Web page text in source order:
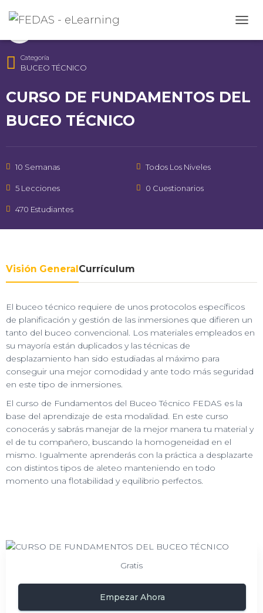
Instructor
Categoría
BUCEO TÉCNICO
CURSO DE FUNDAMENTOS DEL
BUCEO TÉCNICO
10 Semanas Todos Los Niveles
5 Lecciones 0 Cuestionarios
470 Estudiantes
Visión GeneralCurrículum
El buceo técnico requiere de unos protocolos específicos
de planificación y gestión de las inmersiones que difieren un
tanto del buceo convencional. Los materiales empleados en
su mayoría están duplicados y las técnicas de
desplazamiento han sido estudiadas al máximo para
conseguir una mejor comodidad y ante todo más seguridad
en este tipo de inmersiones.
El curso de Fundamentos del Buceo Técnico FEDAS es la
base del aprendizaje de esta modalidad. En este curso
conocerás y sabrás manejar de la mejor manera tu material y
el de tu compañero, buscando la homogeneidad en el
mismo. Igualmente aprenderás con la práctica a desplazarte
con distintos tipos de aleteo manteniendo en todo
momento una flotabilidad y equilibrio perfectos.
Gratis
Empezar Ahora